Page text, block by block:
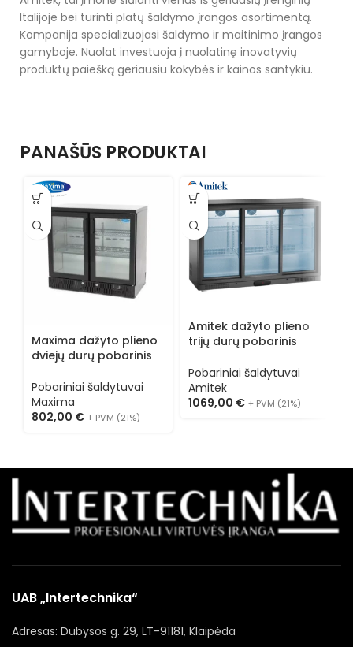
Italijoje bei turinti platų šaldymo įrangos asortimentą.
Kompanija specializuojasi šaldymo ir maitinimo įrangos
gamyboje. Nuolat investuoja į nuolatinę inovatyvių
produktų paiešką geriausiu kokybės ir kainos santykiu.
PANAŠŪS PRODUKTAI
Maxima dažyto plieno
dviejų durų pobarinis
09400905
Pobariniai šaldytuvai
Maxima
802,00 € + PVM (21%)
Amitek dažyto plieno
trijų durų pobarinis
AK291BBS
Pobariniai šaldytuvai
Amitek
1069,00 € + PVM (21%)
UAB „Intertechnika“
Adresas: Dubysos g. 29, LT-91181, Klaipėda